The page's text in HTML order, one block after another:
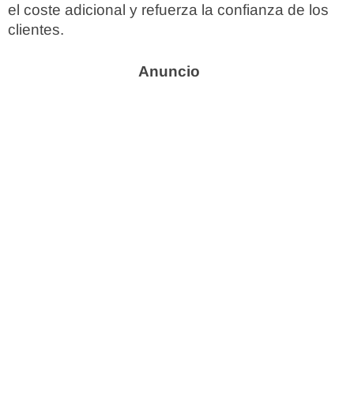
el coste adicional y refuerza la confianza de los
clientes.